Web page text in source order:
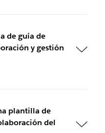
de guía de
y gestión
plantilla de
del